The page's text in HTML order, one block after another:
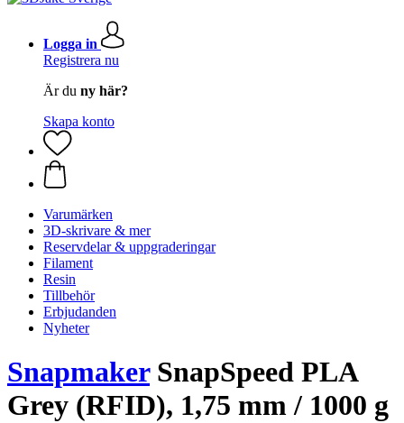
Logga in
Registrera nu
Är du ny här?
Skapa konto
Varumärken
3D-skrivare & mer
Reservdelar & uppgraderingar
Filament
Resin
Tillbehör
Erbjudanden
Nyheter
SnapmakerSnapSpeed PLA
Grey (RFID), 1,75 mm / 1000 g